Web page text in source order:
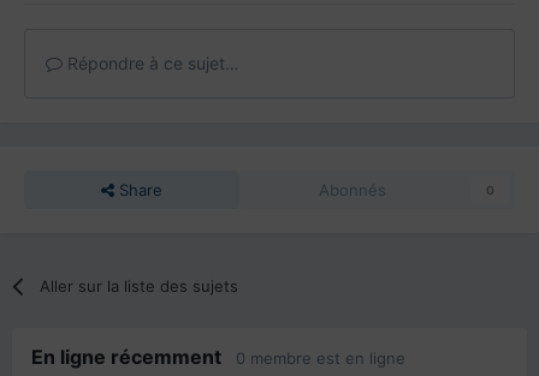
Répondre à ce sujet…
Share Abonnés 0
Aller sur la liste des sujets
En ligne récemment 0 membre est en ligne